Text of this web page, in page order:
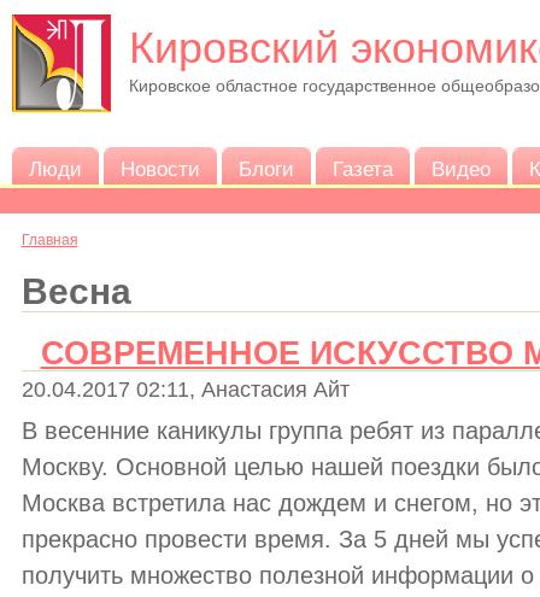
Кировский
Кировское областное государственное
Люди Новости Блоги Газета Видео
Главная
Весна
СОВРЕМЕННОЕ ИСКУССТВО
20.04.2017 02:11, Анастасия Айт
В весенние каникулы группа ребят из
Москву. Основной целью нашей поездки
Москва встретила нас дождем и снегом, но
прекрасно провести время. За 5 дней мы
получить множество полезной информации